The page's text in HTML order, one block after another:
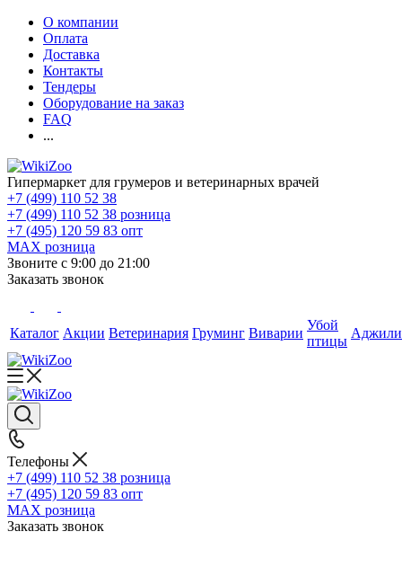
О компании
Оплата
Доставка
Контакты
Тендеры
Оборудование на заказ
FAQ
...
Гипермаркет для грумеров и ветеринарных врачей
+7 (499) 110 52 38
+7 (499) 110 52 38 розница
+7 (495) 120 59 83 опт
MAX розница
Звоните с 9:00 до 21:00
Заказать звонок
Каталог Акции Ветеринария Груминг Виварии
Убой
птицы
Телефоны
+7 (499) 110 52 38 розница
+7 (495) 120 59 83 опт
MAX розница
Заказать звонок